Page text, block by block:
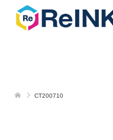
CT200710